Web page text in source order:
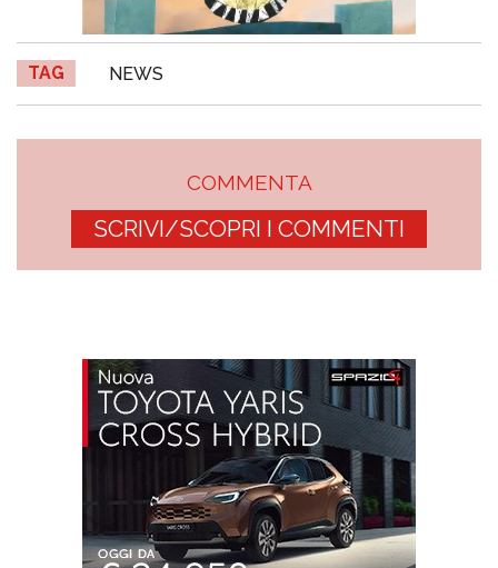
TAG NEWS
COMMENTA
SCRIVI/SCOPRI I COMMENTI